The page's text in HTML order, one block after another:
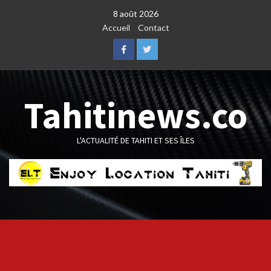
8 août 2026
Accueil
Contact
FacebookTwitter
Tahitinews.co
L'ACTUALITÉ DE TAHITI ET SES ÎLES